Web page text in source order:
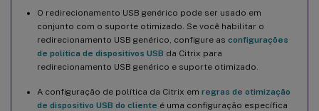
O redirecionamento USB genérico pode ser usado em
conjunto com o suporte otimizado. Se você habilitar o
redirecionamento USB genérico, configure as configurações
de política de dispositivos USB da Citrix para
redirecionamento USB genérico e suporte otimizado.
A configuração de política da Citrix em regras de otimização
de dispositivo USB do cliente é uma configuração específica